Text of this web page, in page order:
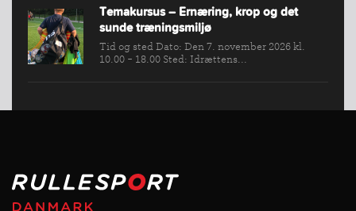
Temakursus – Ernæring, krop og det
sunde træningsmiljø
Tid og sted Dato: Den 7. november 2026 kl.
10.00 - 18.00 Sted: Idrættens...